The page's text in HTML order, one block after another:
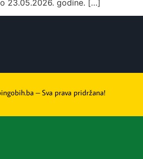
23.05.2026. godine. […]
– Sva prava pridržana!